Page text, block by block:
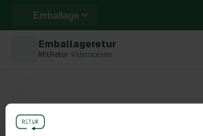
Emballage
Emballageretur
MitRetur Videnscenter